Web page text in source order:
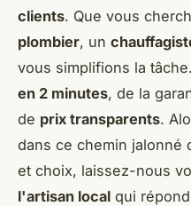
clients. Que vous
plombier, un
vous simplifions la
en 2 minutes, de la
de prix transparents.
dans ce chemin jalonné
et choix, laissez-nous
l'artisan local qui